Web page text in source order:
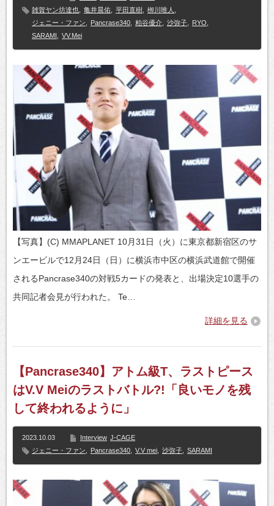
雑賀ヤン坊達也
亀井晨佑 平田直樹 栁川唯人
ジェニー・ファン
Pancrase340 粕谷優介 沙弥子 RYO
SARAMI
VV.Mei
【写真】(C) MMAPLANET 10月31日（火）に東京都新宿区のサ
ンエービルで12月24日（日）に横浜市中区の横浜武道館で開催
されるPancrase340の対戦5カードの発表と、出場決定10選手の
共同記者会見が行われた。 Te…
詳細を見る
【Pancrase340】アトム級T、ラストピース
はV.V Meiのラストバトル?!「良いモノを残
して終われるように」
2023.10.03 Interview J-CAGE
ジェニー・ファン
Pancrase340 V.V mei 沙弥子 SARAMI